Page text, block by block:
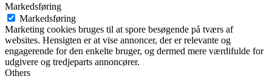
Markedsføring
Markedsføring
Marketing cookies bruges til at spore besøgende på tværs af
websites. Hensigten er at vise annoncer, der er relevante og
engagerende for den enkelte bruger, og dermed mere værdifulde for
udgivere og tredjeparts annoncører.
Others